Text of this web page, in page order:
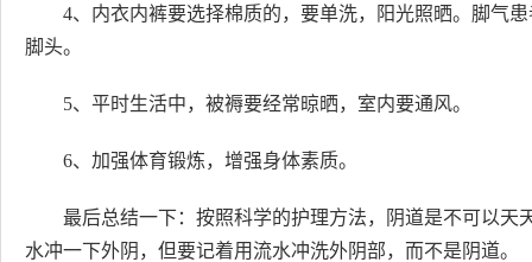
4、内衣内裤要选择棉质的，要单洗，阳光照晒。脚气
脚头。
5、平时生活中，被褥要经常晾晒，室内要通风。
6、加强体育锻炼，增强身体素质。
最后总结一下：按照科学的护理方法，阴道是不可以
水冲一下外阴，但要记着用流水冲洗外阴部，而不是阴道。